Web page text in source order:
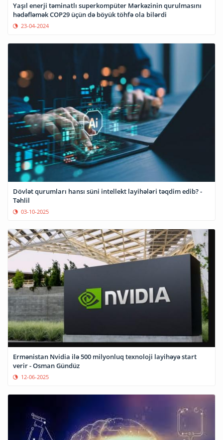
Yaşıl enerji təminatlı superkompüter Mərkəzinin qurulmasını
hədəfləmək COP29 üçün də böyük töhfə ola bilərdi
23-04-2024
Dövlət qurumları hansı süni intellekt layihələri təqdim edib? -
Təhlil
03-10-2025
Ermənistan Nvidia ilə 500 milyonluq texnoloji layihəyə start
verir - Osman Gündüz
12-06-2025